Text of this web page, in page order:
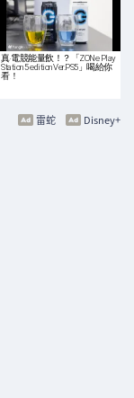
真‧電競能量飲！？「ZONe Play
Station 5 edition Ver.PS5」喝給你
看！
Disney+
雷蛇